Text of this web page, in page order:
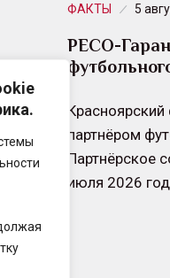
ФАКТЫ 5
РЕСО-
партнёром
Партнёрское
июля 2026